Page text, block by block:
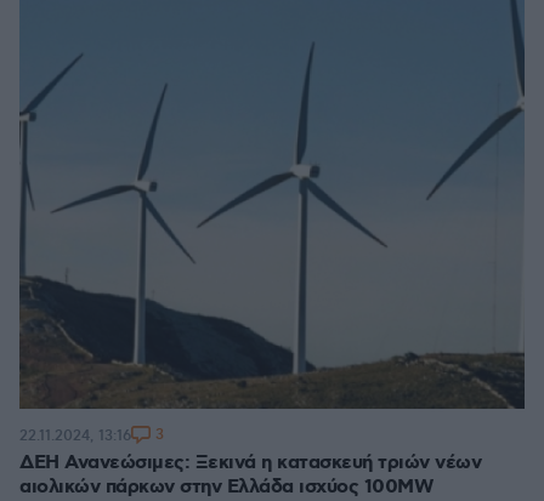
ΔΕΗ Ανανεώσιμες: Ξεκινά η κατασκευή τριών νέων
αιολικών πάρκων στην Ελλάδα ισχύος 100MW
22.11.2024, 13:16 3